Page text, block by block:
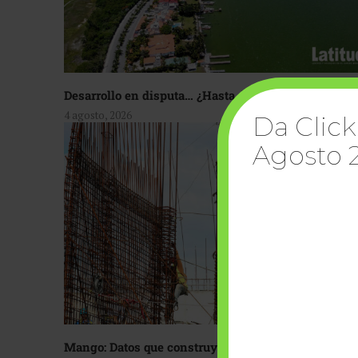
Desarrollo en disputa… ¿Hasta dónde crecer?
4 agosto, 2026
Mango: Datos que construyen confianza
Da
Agosto